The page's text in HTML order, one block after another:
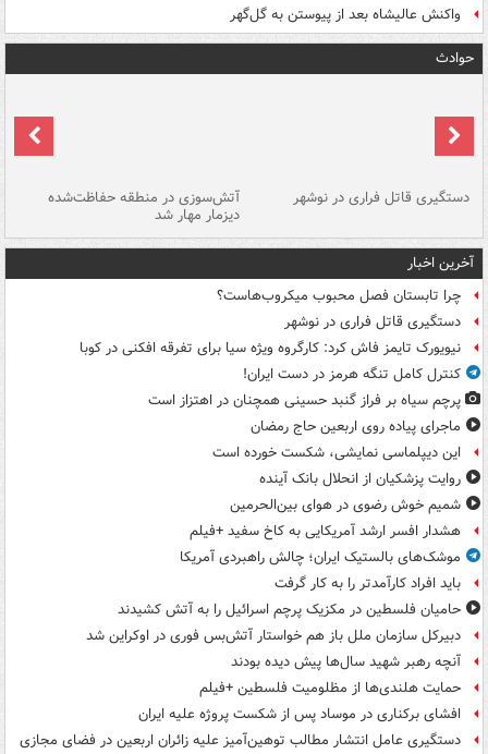
واکنش عالیشاه بعد از پیوستن به گل‌گهر
حوادث
دستگیری قاتل فراری در نوشهر آتش‌سوزی در منطقه حفاظت‌شده
دیزمار مهار شد
آخرین اخبار
چرا تابستان فصل محبوب میکروب‌هاست؟
دستگیری قاتل فراری در نوشهر
نیویورک تایمز فاش کرد: کارگروه ویژه سیا برای تفرقه افکنی در کوبا
کنترل کامل تنگه هرمز در دست ایران!
پرچم سیاه بر فراز گنبد حسینی همچنان در اهتزاز است
ماجرای پیاده روی اربعین حاج رمضان
این دیپلماسی نمایشی، شکست خورده است
روایت پزشکیان از انحلال بانک آینده
شمیم خوش رضوی در هوای بین‌الحرمین
هشدار افسر ارشد آمریکایی به کاخ سفید +فیلم
موشک‌های بالستیک ایران؛ چالش راهبردی آمریکا
باید افراد کارآمدتر را به کار گرفت
حامیان فلسطین در مکزیک پرچم اسرائیل را به آتش کشیدند
دبیرکل سازمان ملل باز هم خواستار آتش‌بس فوری در اوکراین شد
آنچه رهبر شهید سال‌ها پیش دیده بودند
حمایت هلندی‌ها از مظلومیت فلسطین +فیلم
افشای برکناری در موساد پس از شکست پروژه علیه ایران
دستگیری عامل انتشار مطالب توهین‌آمیز علیه زائران اربعین در فضای مجازی